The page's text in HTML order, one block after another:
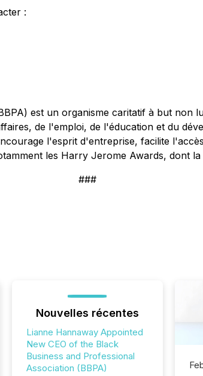
:
est un organisme caritatif à but non
de l'emploi, de l'éducation et du
l'esprit d'entreprise, facilite
les Harry Jerome Awards, dont
###
Nouvelles récentes
Lianne Hannaway Appointed
New CEO of the Black
Business and Professional
Association (BBPA)